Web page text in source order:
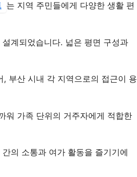
는 지역 주민들에게 다양한 생활 편
설계되었습니다. 넓은 평면 구성과
, 부산 시내 각 지역으로의 접근이 용
워 가족 단위의 거주자에게 적합한
의 소통과 여가 활동을 즐기기에